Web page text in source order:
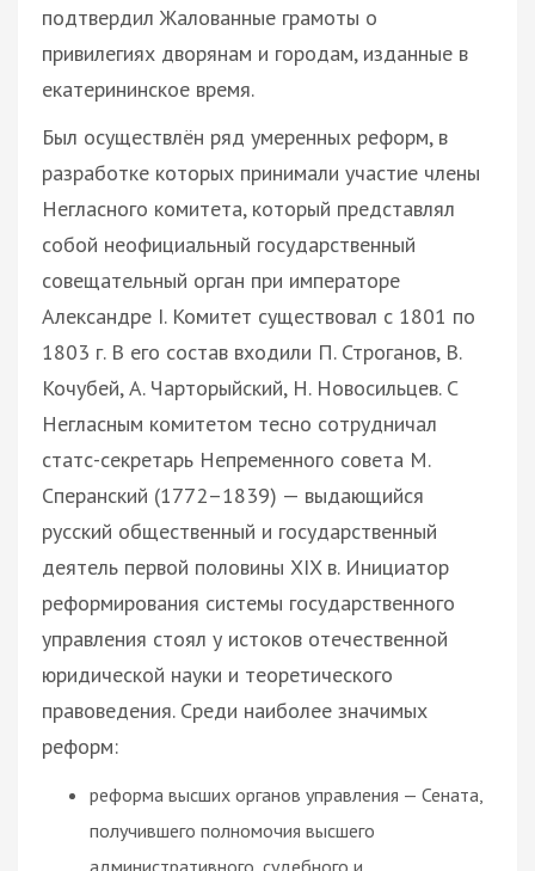
подтвердил Жалованные грамоты о
привилегиях дворянам и городам, изданные в
екатерининское время.
Был осуществлён ряд умеренных реформ, в
разработке которых принимали участие члены
Негласного комитета, который представлял
собой неофициальный государственный
совещательный орган при императоре
Александре I. Комитет существовал с 1801 по
1803 г. В его состав входили П. Строганов, В.
Кочубей, А. Чарторыйский, Н. Новосильцев. С
Негласным комитетом тесно сотрудничал
статс-секретарь Непременного совета М.
Сперанский (1772–1839) — выдающийся
русский общественный и государственный
деятель первой половины XIX в. Инициатор
реформирования системы государственного
управления стоял у истоков отечественной
юридической науки и теоретического
правоведения. Среди наиболее значимых
реформ:
реформа высших органов управления — Сената,
получившего полномочия высшего
административного, судебного и